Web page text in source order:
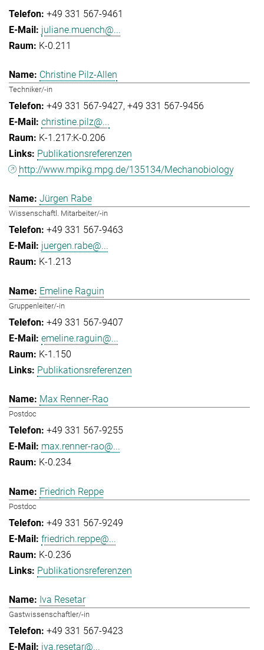
+49 331 567-9461
juliane.muench@...
K-0.211
Christine Pilz-Allen
Techniker/-in
+49 331 567-9427 +49 331 567-9456
christine.pilz@...
K-1.217:K-0.206
Publikationsreferenzen
http://www.mpikg.mpg.de/135134/Mechanobiology
Jürgen Rabe
Wissenschaftl. Mitarbeiter/-in
+49 331 567-9463
juergen.rabe@...
K-1.213
Emeline Raguin
Gruppenleiter/-in
+49 331 567-9407
emeline.raguin@...
K-1.150
Publikationsreferenzen
Max Renner-Rao
Postdoc
+49 331 567-9255
max.renner-rao@...
K-0.234
Friedrich Reppe
Postdoc
+49 331 567-9249
friedrich.reppe@...
K-0.236
Publikationsreferenzen
Iva Resetar
Gastwissenschaftler/-in
+49 331 567-9423
iva.resetar@...